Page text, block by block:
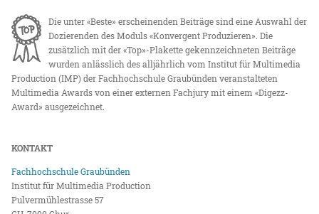
Die unter «Beste» erscheinenden Beiträge sind eine Auswahl der
Dozierenden des Moduls «Konvergent Produzieren». Die
zusätzlich mit der «Top»-Plakette gekennzeichneten Beiträge
wurden anlässlich des alljährlich vom Institut für Multimedia
Production (IMP) der Fachhochschule Graubünden veranstalteten
Multimedia Awards von einer externen Fachjury mit einem «Digezz-
Award» ausgezeichnet.
KONTAKT
Fachhochschule Graubünden
Institut für Multimedia Production
Pulvermühlestrasse 57